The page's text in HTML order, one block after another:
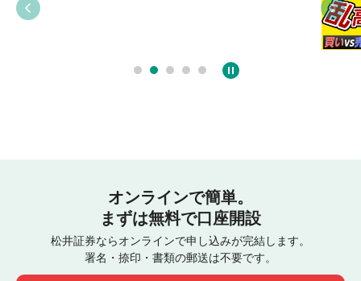
オンラインで簡単。
まずは無料で口座開設
松井証券ならオンラインで申し込みが完結します。
署名・捺印・書類の郵送は不要です。